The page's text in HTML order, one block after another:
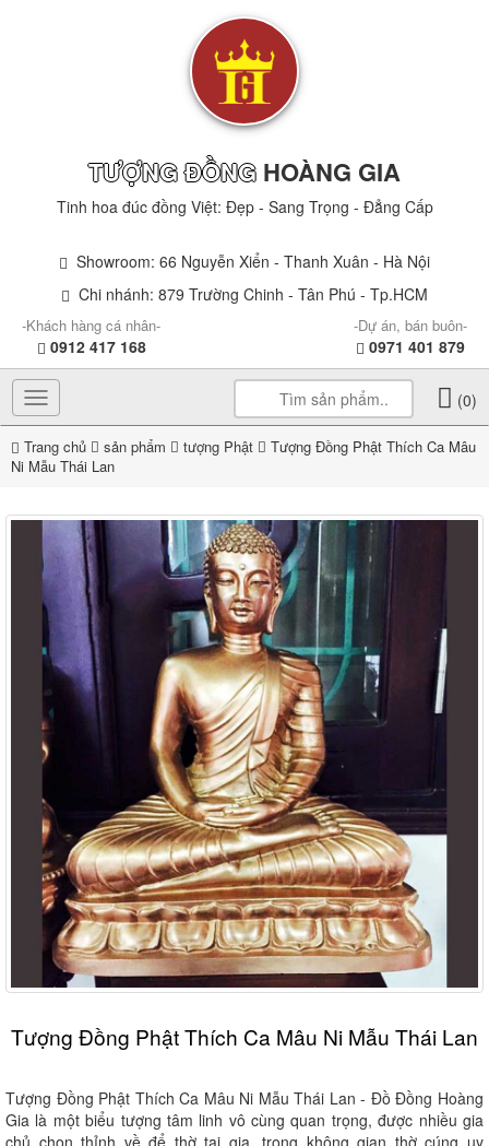
TƯỢNG ĐỒNG HOÀNG GIA
Tinh hoa đúc đồng Việt: Đẹp - Sang Trọng - Đẳng Cấp
Showroom: 66 Nguyễn Xiển - Thanh Xuân - Hà Nội
Chi nhánh: 879 Trường Chinh - Tân Phú - Tp.HCM
-Khách hàng cá nhân-
0912 417 168
-Dự án, bán buôn-
0971 401 879
Toggle
navigation
(0)
Trang chủ sản phẩm tượng Phật
Tượng Đồng Phật Thích Ca Mâu
Ni Mẫu Thái Lan
Tượng Đồng Phật Thích Ca Mâu Ni Mẫu Thái Lan
Tượng Đồng Phật Thích Ca Mâu Ni Mẫu Thái Lan - Đồ Đồng Hoàng
Gia là một biểu tượng tâm linh vô cùng quan trọng, được nhiều gia
chủ chọn thỉnh về để thờ tại gia, trong không gian thờ cúng uy